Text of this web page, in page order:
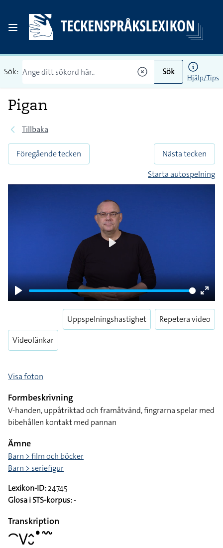
Sök: Sök
Hjälp/Tips
Pigan
Tillbaka
Föregående tecken
Nästa tecken
Starta autospelning
Play
Enter
Videolänkar
Uppspelningshastighet Repetera video
Visa foton
Formbeskrivning
V-handen, uppåtriktad och framåtvänd, fingrarna spelar med
bibehållen kontakt med pannan
Ämne
Barn > film och böcker
Barn > seriefigur
Lexikon-ID:24745
Glosa i STS-korpus:-
Transkription
􌤃􌤭􌤵􌤷􌤟􌥳